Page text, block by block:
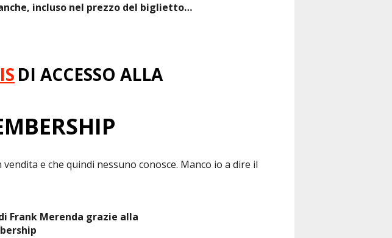
incluso nel prezzo del biglietto…
DI ACCESSO ALLA
e che quindi nessuno conosce. Manco io a dire il
Frank Merenda grazie alla